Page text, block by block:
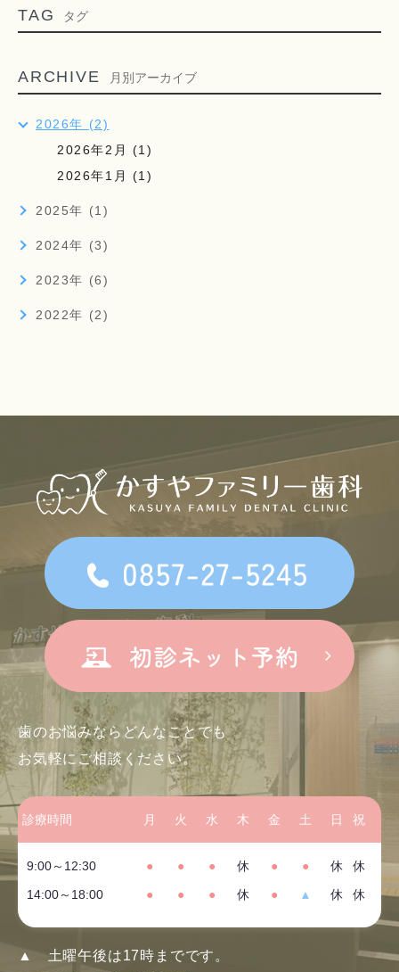
TAG タグ
ARCHIVE 月別アーカイブ
2026年 (2)
2026年2月 (1)
2026年1月 (1)
2025年 (1)
2024年 (3)
2023年 (6)
2022年 (2)
歯のお悩みならどんなことでも
お気軽にご相談ください。
診療時間 月 火 水 木 金 土 日 祝
9:00～12:30 ● ● ● 休 ● ● 休
休
14:00～18:00
● ● ● 休 ● ▲ 休 休
▲
土曜午後は17時までです。